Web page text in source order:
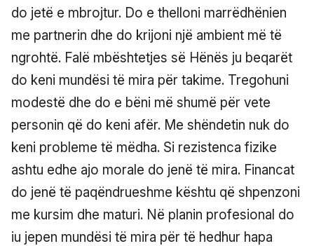
do jetë e mbrojtur. Do e thelloni marrëdhënien
me partnerin dhe do krijoni një ambient më të
ngrohtë. Falë mbështetjes së Hënës ju beqarët
do keni mundësi të mira për takime. Tregohuni
modestë dhe do e bëni më shumë për vete
personin që do keni afër. Me shëndetin nuk do
keni probleme të mëdha. Si rezistenca fizike
ashtu edhe ajo morale do jenë të mira. Financat
do jenë të paqëndrueshme kështu që shpenzoni
me kursim dhe maturi. Në planin profesional do
iu jepen mundësi të mira për të hedhur hapa